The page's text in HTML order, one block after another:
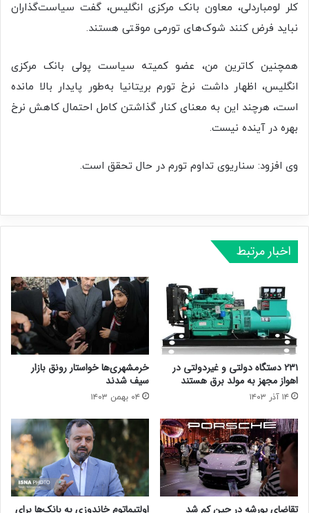
کلر لومباردلی، معاون بانک مرکزی انگلیس، گفت سیاست‌گذاران
نباید فرض کنند شوک‌های تورمی موقتی هستند.
همچنین کاترین من، عضو کمیته سیاست پولی بانک مرکزی
انگلیس، اظهار داشت نرخ تورم بریتانیا به‌طور پایدار بالا مانده
است، هرچند این به معنای کنار گذاشتن کامل احتمال کاهش نرخ
بهره در آینده نیست.
وی افزود: سناریوی تداوم تورم در حال تحقق است.
اخبار مرتبط
۲۳۱ دستگاه دولتی و غیردولتی در
اهواز مجهز به مولد برق هستند
۱۴ آذر ۱۴۰۳
خرمشهری‌ها خواستار رونق بازار
سیف شدند
۰۴ بهمن ۱۴۰۳
تقاضای پورشه در چین کم شد اولتیماتوم خاندوزی به بانک‌ها برای